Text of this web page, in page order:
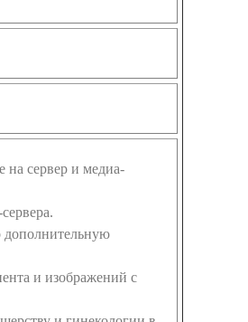
сервер и медиа-
дополнительную
и изображений с